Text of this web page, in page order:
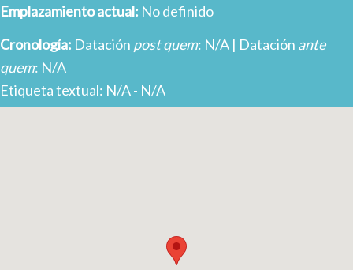
Emplazamiento actual: No definido
Cronología: Datación post quem: N/A | Datación ante
quem: N/A
Etiqueta textual: N/A - N/A